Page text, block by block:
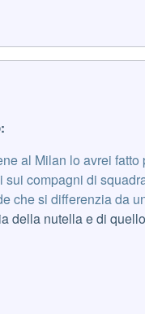
al Milan lo avrei fatto
compagni di
che si differenzia da
della nutella e di